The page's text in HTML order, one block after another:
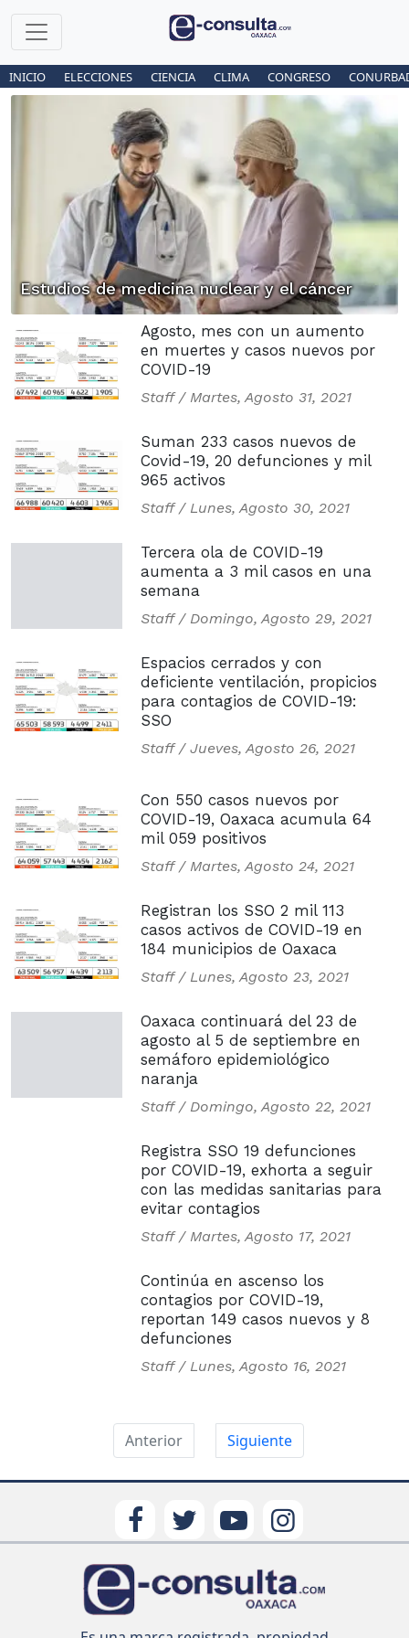
INICIO ELECCIONES CIENCIA CLIMA CONGRESO
Estudios de medicina nuclear y el cáncer
Agosto, mes con un aumento
en muertes y casos nuevos por
COVID-19
Staff / Martes, Agosto 31, 2021
Suman 233 casos nuevos de
Covid-19, 20 defunciones y mil
965 activos
Staff / Lunes, Agosto 30, 2021
Tercera ola de COVID-19
aumenta a 3 mil casos en una
semana
Staff / Domingo, Agosto 29, 2021
Espacios cerrados y con
deficiente ventilación, propicios
para contagios de COVID-19:
SSO
Staff / Jueves, Agosto 26, 2021
Con 550 casos nuevos por
COVID-19, Oaxaca acumula 64
mil 059 positivos
Staff / Martes, Agosto 24, 2021
Registran los SSO 2 mil 113
casos activos de COVID-19 en
184 municipios de Oaxaca
Staff / Lunes, Agosto 23, 2021
Oaxaca continuará del 23 de
agosto al 5 de septiembre en
semáforo epidemiológico
naranja
Staff / Domingo, Agosto 22, 2021
Registra SSO 19 defunciones
por COVID-19, exhorta a seguir
con las medidas sanitarias para
evitar contagios
Staff / Martes, Agosto 17, 2021
Continúa en ascenso los
contagios por COVID-19,
reportan 149 casos nuevos y 8
defunciones
Staff / Lunes, Agosto 16, 2021
Anterior Siguiente